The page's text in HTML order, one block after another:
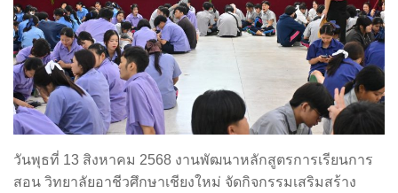
วันพุธที่ 13 สิงหาคม 2568 งานพัฒนาหลักสูตรการเรียนการ
สอน วิทยาลัยอาชีวศึกษาเชียงใหม่ จัดกิจกรรมเสริมสร้าง